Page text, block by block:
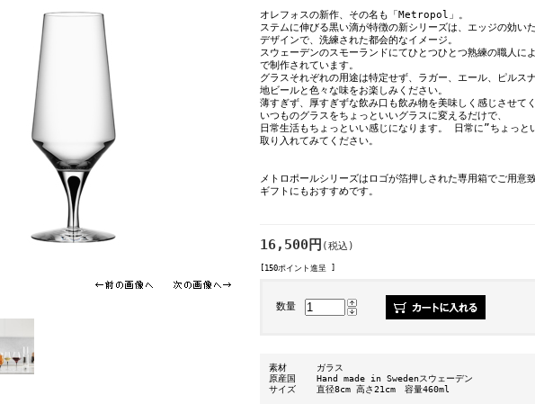
オレフォスの新作、その名も「Metropol」。
ステムに伸びる黒い滴が特徴の新シリーズは、エッジの効い
デザインで、洗練された都会的なイメージ。
スウェーデンのスモーランドにてひとつひとつ熟練の職人に
で制作されています。
グラスそれぞれの用途は特定せず、ラガー、エール、ピルス
地ビールと色々な味をお楽しみください。
薄すぎず、厚すぎずな飲み口も飲み物を美味しく感じさせてく
いつものグラスをちょっといいグラスに変えるだけで、
日常生活もちょっといい感じになります。 日常に”ちょっと
取り入れてみてください。
メトロポールシリーズはロゴが箔押しされた専用箱でご用意致
ギフトにもおすすめです。
16,500円 (税込)
[150ポイント進呈 ]
数量
素材
ガラス
原産国
Hand made in Swedenスウェーデン
サイズ
直径8cm 高さ21cm 容量460ml